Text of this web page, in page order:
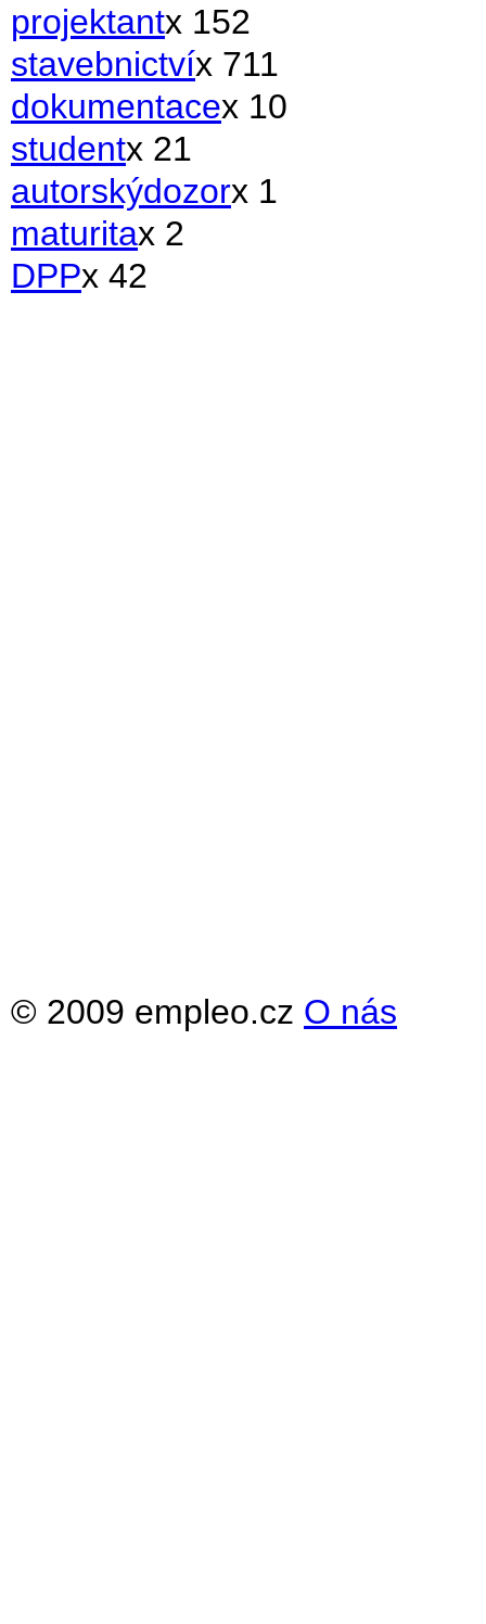
projektantx 152
stavebnictvíx 711
dokumentacex 10
studentx 21
autorskýdozorx 1
maturitax 2
DPPx 42
© 2009 empleo.cz O nás